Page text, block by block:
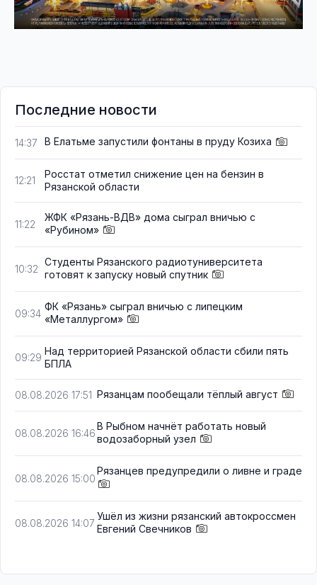
Последние новости
14:37 В Елатьме запустили фонтаны в пруду Козиха
12:21
Росстат отметил снижение цен на бензин в
Рязанской области
11:22
ЖФК «Рязань-ВДВ» дома сыграл вничью с
«Рубином»
10:32
Студенты Рязанского радиотуниверситета
готовят к запуску новый спутник
09:34
ФК «Рязань» сыграл вничью с липецким
«Металлургом»
09:29
Над территорией Рязанской области сбили пять
БПЛА
08.08.2026 17:51 Рязанцам пообещали тёплый август
08.08.2026 16:46
В Рыбном начнёт работать новый
водозаборный узел
08.08.2026 15:00
Рязанцев предупредили о ливне и граде
08.08.2026 14:07
Ушёл из жизни рязанский автокроссмен
Евгений Свечников